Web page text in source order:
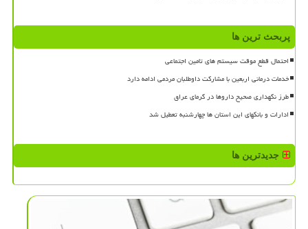
پربحث ترین ها
احتمال قطع موقت سیستم های تامین اجتماعی
خدمات درمانی اربعین با مشارکت داوطلبان مردمی ادامه دارد
طرز نگهداری صحیح داروها در گرمای عراق
ادارات و بانکهای این استان ها چهارشنبه تعطیل شد
جدیدترین ها